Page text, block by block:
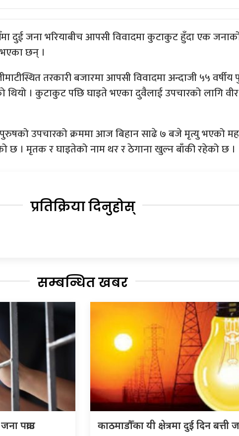
दुई जना भरियाबीच आपसी विवादमा कुटाकुट हुँदा एक
छन् ।
तरकारी बजारमा आपसी विवादमा अन्दाजी ५५
थियो । कुटाकुट पछि घाइते भएका दुवैलाई उपचारको लागि
पुरुषको उपचारको क्रममा आज बिहान साढे ७ बजे मृत्यु भएको
छ । मृतक र घाइतेको नाम थर र ठेगाना खुल्न बाँकी रहेको छ ।
प्रतिक्रिया दिनुहोस्
सम्बन्धित खबर
पक्राउ काठमाडौँका यी क्षेत्रमा दुई दिन बत्ती